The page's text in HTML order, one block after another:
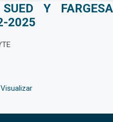
Y FARGESA
2025
Visualizar